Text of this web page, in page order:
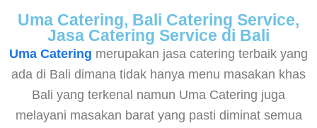
Uma Catering, Bali Catering Service,
Jasa Catering Service di Bali
Uma Catering merupakan jasa catering terbaik yang
ada di Bali dimana tidak hanya menu masakan khas
Bali yang terkenal namun Uma Catering juga
melayani masakan barat yang pasti diminat semua